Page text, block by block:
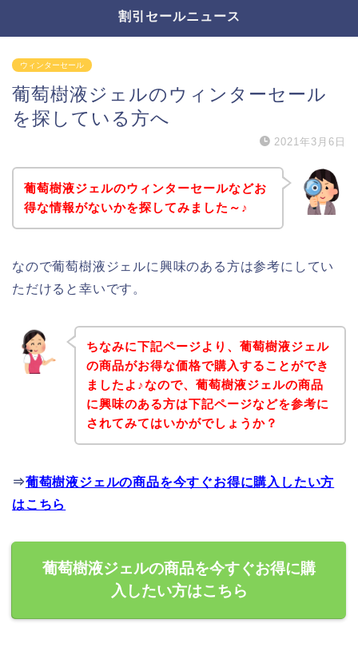
割引セールニュース
ウィンターセール
葡萄樹液ジェルのウィンターセール
を探している方へ
2021年3月6日
葡萄樹液ジェルのウィンターセールなどお
得な情報がないかを探してみました～♪
なので葡萄樹液ジェルに興味のある方は参考にしてい
ただけると幸いです。
ちなみに下記ページより、葡萄樹液ジェル
の商品がお得な価格で購入することができ
ましたよ♪なので、葡萄樹液ジェルの商品
に興味のある方は下記ページなどを参考に
されてみてはいかがでしょうか？
⇒葡萄樹液ジェルの商品を今すぐお得に購入したい方
はこちら
葡萄樹液ジェルの商品を今すぐお得に購
入したい方はこちら